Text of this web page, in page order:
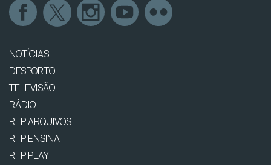
NOTÍCIAS
DESPORTO
TELEVISÃO
RÁDIO
RTP ARQUIVOS
RTP ENSINA
RTP PLAY